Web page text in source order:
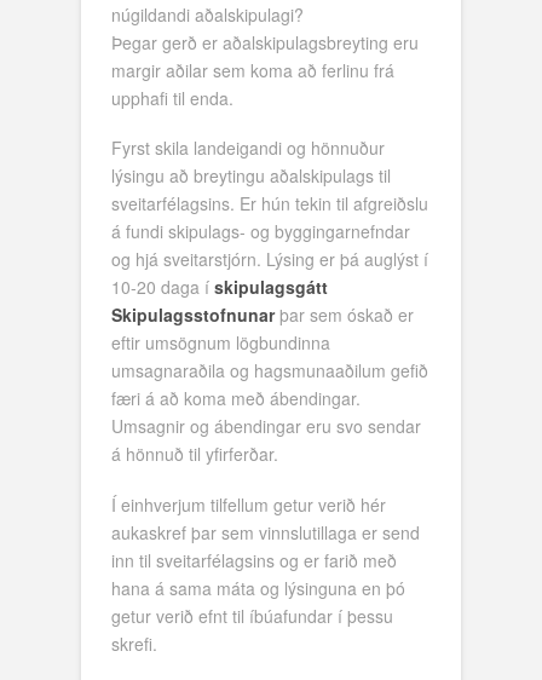
núgildandi aðalskipulagi?
Þegar gerð er aðalskipulagsbreyting eru
margir aðilar sem koma að ferlinu frá
upphafi til enda.
Fyrst skila landeigandi og hönnuður
lýsingu að breytingu aðalskipulags til
sveitarfélagsins. Er hún tekin til afgreiðslu
á fundi skipulags- og byggingarnefndar
og hjá sveitarstjórn. Lýsing er þá auglýst í
10-20 daga ískipulagsgátt
Skipulagsstofnunarþar sem óskað er
eftir umsögnum lögbundinna
umsagnaraðila og hagsmunaaðilum gefið
færi á að koma með ábendingar.
Umsagnir og ábendingar eru svo sendar
á hönnuð til yfirferðar.
Í einhverjum tilfellum getur verið hér
aukaskref þar sem vinnslutillaga er send
inn til sveitarfélagsins og er farið með
hana á sama máta og lýsinguna en þó
getur verið efnt til íbúafundar í þessu
skrefi.